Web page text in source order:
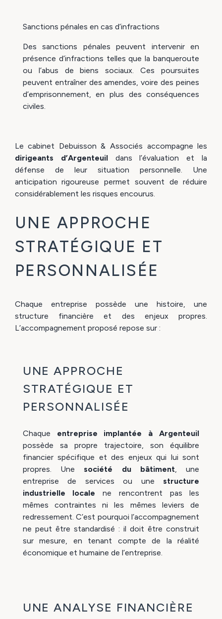
Sanctions pénales en cas d’infractions
Des sanctions pénales peuvent intervenir en
présence d’infractions telles que la banqueroute
ou l’abus de biens sociaux. Ces poursuites
peuvent entraîner des amendes, voire des peines
d’emprisonnement, en plus des conséquences
civiles.
Le cabinet Debuisson & Associés accompagne les
dirigeants d’Argenteuildans l’évaluation et la
défense de leur situation personnelle. Une
anticipation rigoureuse permet souvent de réduire
considérablement les risques encourus.
UNE APPROCHE
STRATÉGIQUE ET
PERSONNALISÉE
Chaque entreprise possède une histoire, une
structure financière et des enjeux propres.
L’accompagnement proposé repose sur :
UNE APPROCHE
STRATÉGIQUE ET
PERSONNALISÉE
Chaque entreprise implantée à Argenteuil
possède sa propre trajectoire, son équilibre
financier spécifique et des enjeux qui lui sont
propres. Unesociété du bâtiment , une
entreprise de services ou unestructure
industrielle locale ne rencontrent pas les
mêmes contraintes ni les mêmes leviers de
redressement. C’est pourquoi l’accompagnement
ne peut être standardisé : il doit être construit
sur mesure, en tenant compte de la réalité
économique et humaine de l’entreprise.
UNE ANALYSE FINANCIÈRE